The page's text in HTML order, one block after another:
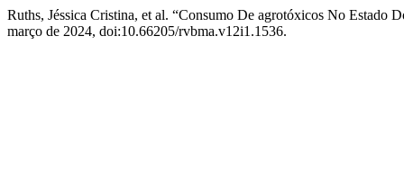
Ruths, Jéssica Cristina, et al. “Consumo De agrotóxicos No Estado
março de 2024, doi:10.66205/rvbma.v12i1.1536.